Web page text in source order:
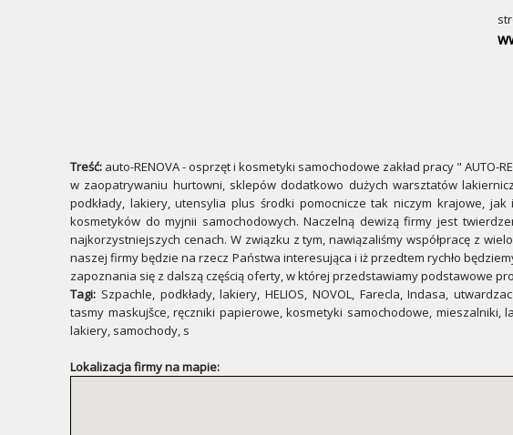
Treść: auto-RENOVA - osprzęt i kosmetyki samochodowe zakład pracy " AUTO-
w zaopatrywaniu hurtowni, sklepów dodatkowo dużych warsztatów
podkłady, lakiery, utensylia plus środki pomocnicze tak niczym krajowe,
kosmetyków do myjnii samochodowych. Naczelną dewizą firmy jest
najkorzystniejszych cenach. W związku z tym, nawiązaliśmy współpracę z
naszej firmy będzie na rzecz Państwa interesująca i iż przedtem rychło
zapoznania się z dalszą częścią oferty, w której przedstawiamy podstawowe
Tagi: Szpachle, podkłady, lakiery, HELIOS, NOVOL, Farecla, Indasa,
tasmy maskujšce, ręczniki papierowe, kosmetyki samochodowe,
lakiery, samochody, s
Lokalizacja firmy na mapie: